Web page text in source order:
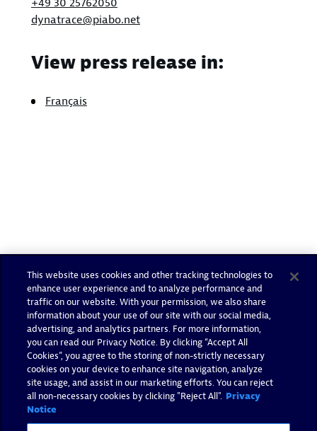
+49 30 25762050
dynatrace@piabo.net
View press release in:
Français
This website uses cookies and other tracking technologies to
enhance user experience and to analyze performance and
traffic on our website. With your permission, we also share
information about your use of our site with our social media,
advertising, and analytics partners. For more information,
you can read our Privacy Notice. By clicking “Accept All
Cookies”, you agree to the storing of non-strictly necessary
cookies on your device to enhance site navigation, analyze
site usage, and assist in our marketing efforts. You can reject
all non-necessary cookies by clicking "Reject All". Privacy
Notice